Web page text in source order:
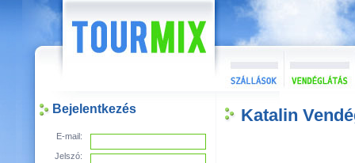
Bejelentkezés
E-mail:
Jelszó:
Katalin